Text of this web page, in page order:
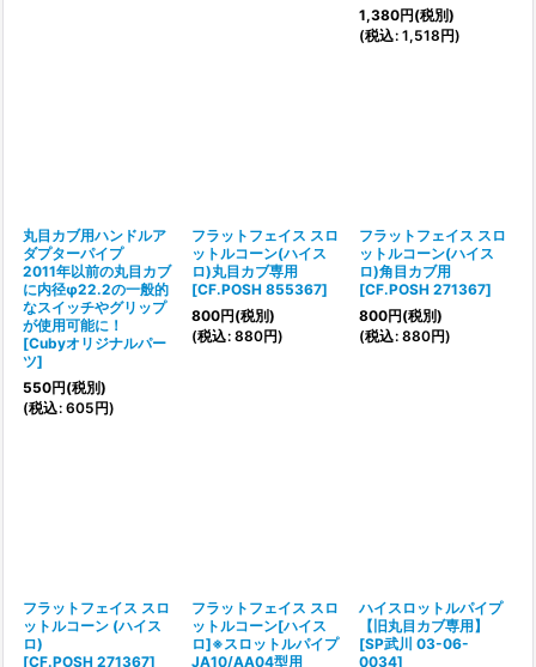
1,380円(税別)
(税込: 1,518円)
丸目カブ用ハンドルア
ダプターパイプ
2011年以前の丸目カブ
に内径φ22.2の一般的
なスイッチやグリップ
が使用可能に！
[Cubyオリジナルパー
ツ]
550円(税別)
(税込: 605円)
フラットフェイス スロ
ットルコーン(ハイス
ロ)丸目カブ専用
[CF.POSH 855367]
800円(税別)
(税込: 880円)
フラットフェイス スロ
ットルコーン(ハイス
ロ)角目カブ用
[CF.POSH 271367]
800円(税別)
(税込: 880円)
フラットフェイス スロ
ットルコーン (ハイス
ロ)
[CF.POSH 271367]
フラットフェイス スロ
ットルコーン[ハイス
ロ]※スロットルパイプ
JA10/AA04型用
ハイスロットルパイプ
【旧丸目カブ専用】
[SP武川 03-06-
0034]